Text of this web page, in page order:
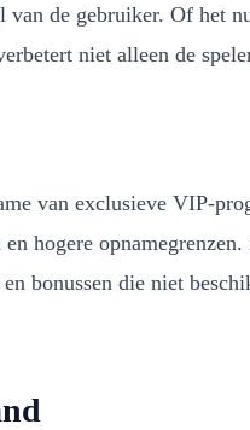
de gebruiker. Of het
niet alleen de
van exclusieve VIP-
hogere
bonussen die niet